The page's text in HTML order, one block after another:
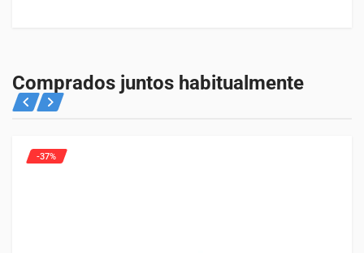
0,2 kg
Solo los usuarios registrados que hayan comprado este
Comprados juntos habitualmente
-37%